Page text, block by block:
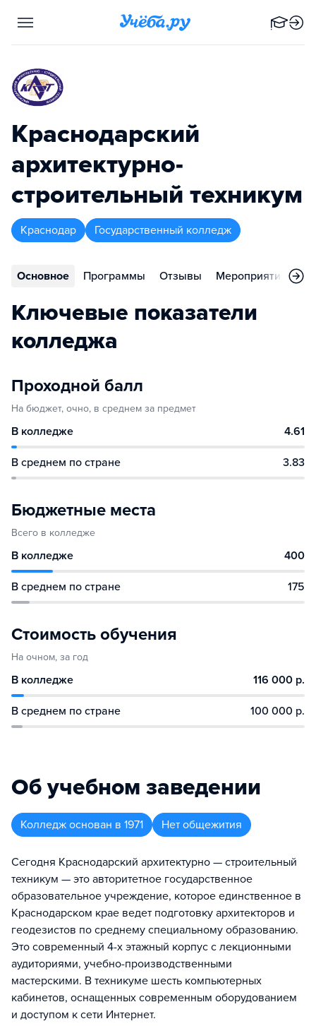
Краснодарский
архитектурно-
строительный техникум
Краснодар Государственный колледж
Основное Программы Отзывы Мероприятия
Ключевые показатели
колледжа
Проходной балл
На бюджет, очно, в среднем за предмет
В колледже 4.61
В среднем по стране 3.83
Бюджетные места
Всего в колледже
В колледже 400
В среднем по стране 175
Стоимость обучения
На очном, за год
В колледже 116 000 р.
В среднем по стране 100 000 р.
Об учебном заведении
Колледж основан в 1971 Нет общежития
Сегодня Краснодарский архитектурно — строительный
техникум — это авторитетное государственное
образовательное учреждение, которое единственное в
Краснодарском крае ведет подготовку архитекторов и
геодезистов по среднему специальному образованию.
Это современный 4-х этажный корпус с лекционными
аудиториями, учебно-производственными
мастерскими. В техникуме шесть компьютерных
кабинетов, оснащенных современным оборудованием
и доступом к сети Интернет.